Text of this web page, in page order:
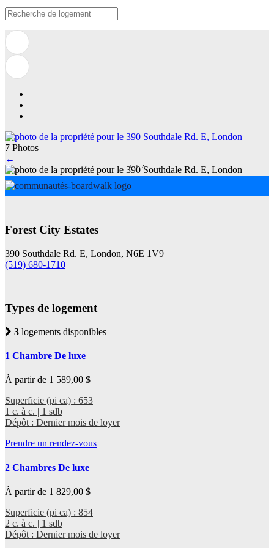
7 Photos
←
1/7
Forest City Estates
390 Southdale Rd. E, London, N6E 1V9
(519) 680-1710
Types de logement
3 logements disponibles
1 Chambre De luxe
À partir de 1 589,00 $
Superficie (pi ca) : 653
1 c. à c. | 1 sdb
Dépôt : Dernier mois de loyer
Prendre un rendez-vous
2 Chambres De luxe
À partir de 1 829,00 $
Superficie (pi ca) : 854
2 c. à c. | 1 sdb
Dépôt : Dernier mois de loyer